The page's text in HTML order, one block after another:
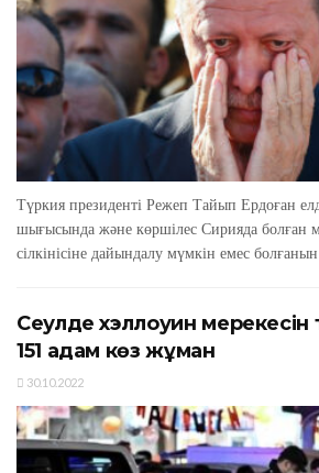
Түркия президенті Режеп Тайып Ердоған
шығысында және көршілес Сирияда
сілкінісіне дайындалу мүмкін емес
Сеулде хэллоуин мерекесін
151 адам көз жұмған
30.10.2022